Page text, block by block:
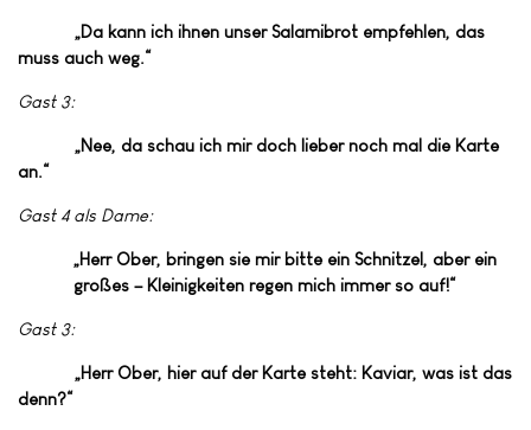
„Da kann ich ihnen unser Salamibrot empfehlen, das
muss auch weg.“
Gast 3:
„Nee, da schau ich mir doch lieber noch mal die Karte
an.“
Gast 4 als Dame:
„Herr Ober, bringen sie mir bitte ein Schnitzel, aber ein
großes – Kleinigkeiten regen mich immer so auf!“
Gast 3:
„Herr Ober, hier auf der Karte steht: Kaviar, was ist das
denn?“